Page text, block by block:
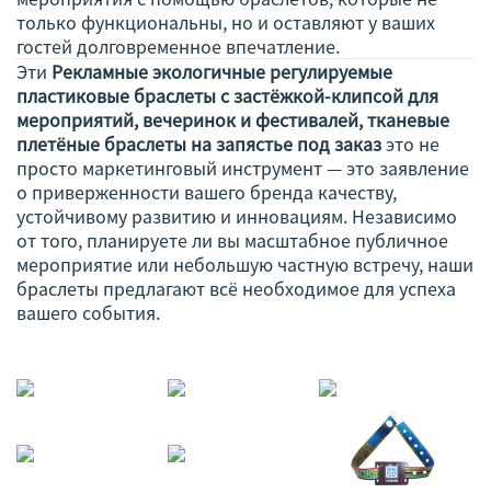
только функциональны, но и оставляют у ваших
гостей долговременное впечатление.
Эти Рекламные экологичные регулируемые
пластиковые браслеты с застёжкой-клипсой для
мероприятий, вечеринок и фестивалей, тканевые
плетёные браслеты на запястье под заказэто не
просто маркетинговый инструмент — это заявление
о приверженности вашего бренда качеству,
устойчивому развитию и инновациям. Независимо
от того, планируете ли вы масштабное публичное
мероприятие или небольшую частную встречу, наши
браслеты предлагают всё необходимое для успеха
вашего события.